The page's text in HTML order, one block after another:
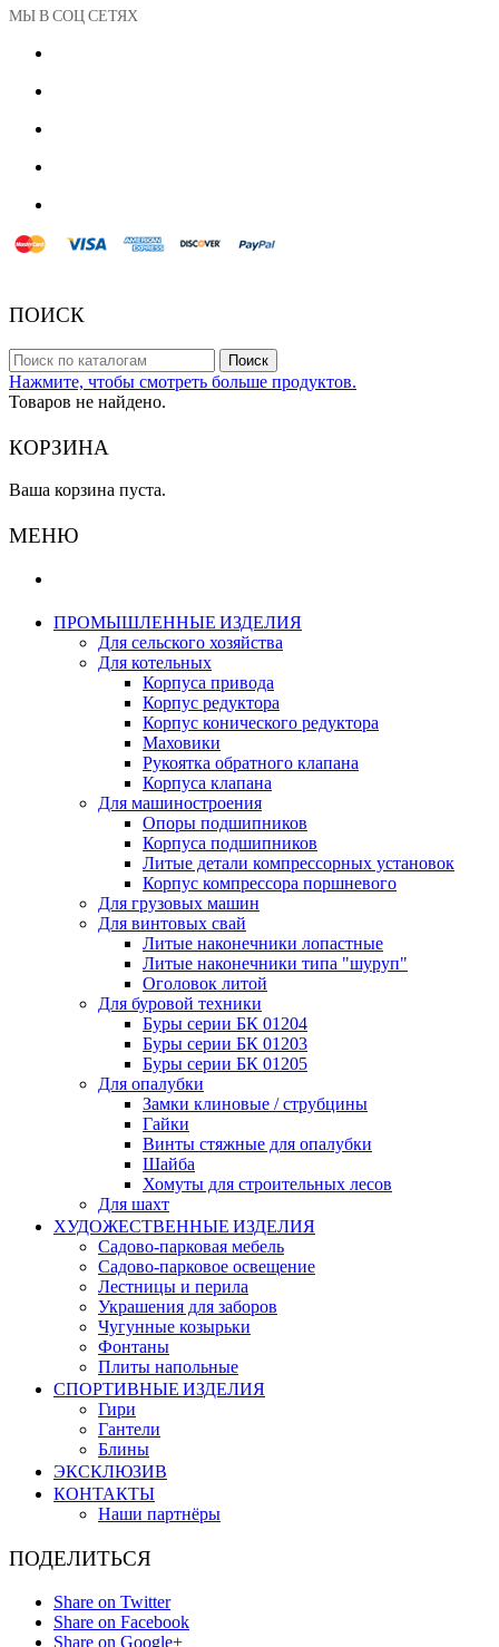
МЫ В СОЦ СЕТЯХ
ПОИСК
Поиск
Нажмите, чтобы смотреть больше продуктов.
Товаров не найдено.
КОРЗИНА
Ваша корзина пуста.
МЕНЮ
ПРОМЫШЛЕННЫЕ ИЗДЕЛИЯ
Для сельского хозяйства
Для котельных
Корпуса привода
Корпус редуктора
Корпус конического редуктора
Маховики
Рукоятка обратного клапана
Корпуса клапана
Для машиностроения
Опоры подшипников
Корпуса подшипников
Литые детали компрессорных установок
Корпус компрессора поршневого
Для грузовых машин
Для винтовых свай
Литые наконечники лопастные
Литые наконечники типа "шуруп"
Оголовок литой
Для буровой техники
Буры серии БК 01204
Буры серии БК 01203
Буры серии БК 01205
Для опалубки
Замки клиновые / струбцины
Гайки
Винты стяжные для опалубки
Шайба
Хомуты для строительных лесов
Для шахт
ХУДОЖЕСТВЕННЫЕ ИЗДЕЛИЯ
Садово-парковая мебель
Садово-парковое освещение
Лестницы и перила
Украшения для заборов
Чугунные козырьки
Фонтаны
Плиты напольные
СПОРТИВНЫЕ ИЗДЕЛИЯ
Гири
Гантели
Блины
ЭКСКЛЮЗИВ
КОНТАКТЫ
Наши партнёры
ПОДЕЛИТЬСЯ
Share on Twitter
Share on Facebook
Share on Google+